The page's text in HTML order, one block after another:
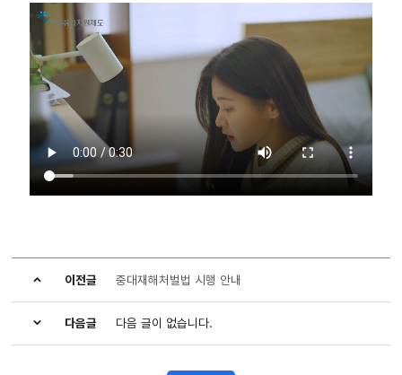
이전글 중대재해처벌법 시행 안내
다음글 다음 글이 없습니다.